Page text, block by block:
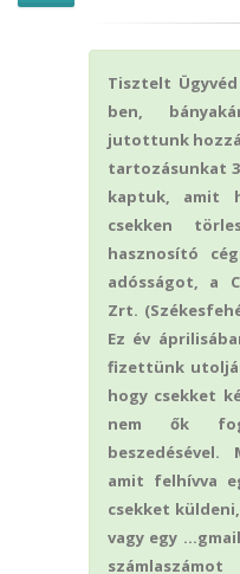
Tisztelt
ben,
jutottunk
tartozásunkat
kaptuk, amit
csekken
hasznosító
adósságot, a
Zrt.
Ez év
fizettünk
hogy csekket
nem ők
amit felhívva
csekket
vagy egy